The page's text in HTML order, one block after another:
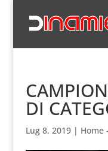
DI
Lug 8, 2019| Home